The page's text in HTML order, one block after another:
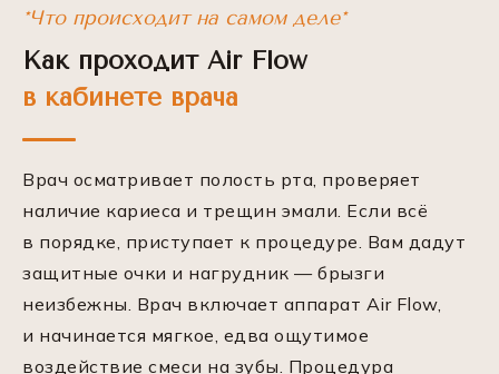
*Что происходит на самом деле*
Как проходит Air Flow
в кабинете врача
Врач осматривает полость рта, проверяет
наличие кариеса и трещин эмали. Если всё
в порядке, приступает к процедуре. Вам дадут
защитные очки и нагрудник — брызги
неизбежны. Врач включает аппарат Air Flow,
и начинается мягкое, едва ощутимое
воздействие смеси на зубы. Процедура